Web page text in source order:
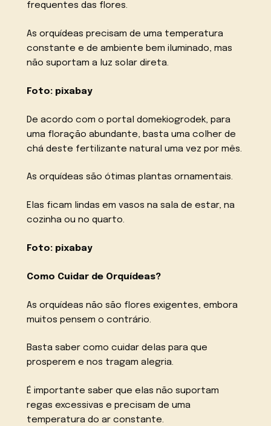
frequentes das flores.
As orquídeas precisam de uma temperatura
constante e de ambiente bem iluminado, mas
não suportam a luz solar direta.
Foto: pixabay
De acordo com o portal domekiogrodek, para
uma floração abundante, basta uma colher de
chá deste fertilizante natural uma vez por mês.
As orquídeas são ótimas plantas ornamentais.
Elas ficam lindas em vasos na sala de estar, na
cozinha ou no quarto.
Foto: pixabay
Como Cuidar de Orquídeas?
As orquídeas não são flores exigentes, embora
muitos pensem o contrário.
Basta saber como cuidar delas para que
prosperem e nos tragam alegria.
É importante saber que elas não suportam
regas excessivas e precisam de uma
temperatura do ar constante.